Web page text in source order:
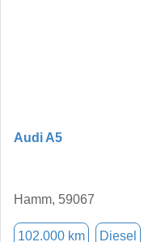
Audi A5
Hamm, 59067
102.000 km Diesel